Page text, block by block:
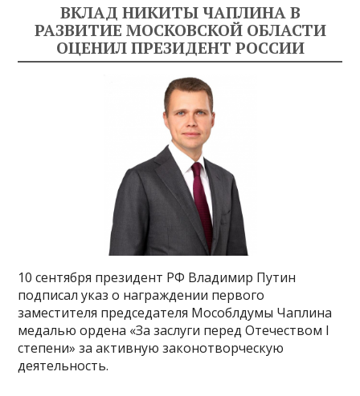
ВКЛАД НИКИТЫ ЧАПЛИНА В
РАЗВИТИЕ МОСКОВСКОЙ ОБЛАСТИ
ОЦЕНИЛ ПРЕЗИДЕНТ РОССИИ
10 сентября президент РФ Владимир Путин
подписал указ о награждении первого
заместителя председателя Мособлдумы Чаплина
медалью ордена «За заслуги перед Отечеством I
степени» за активную законотворческую
деятельность.